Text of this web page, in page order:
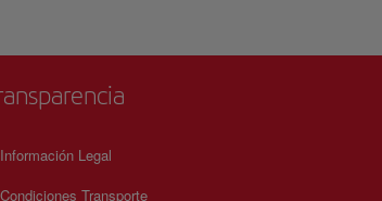
Información Legal
Condiciones Transporte